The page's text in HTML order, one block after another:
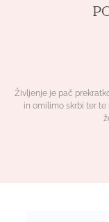
Življenje je pač
in omilimo skrbi ter